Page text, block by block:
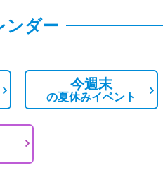
ンダー
今週末
の夏休みイベント